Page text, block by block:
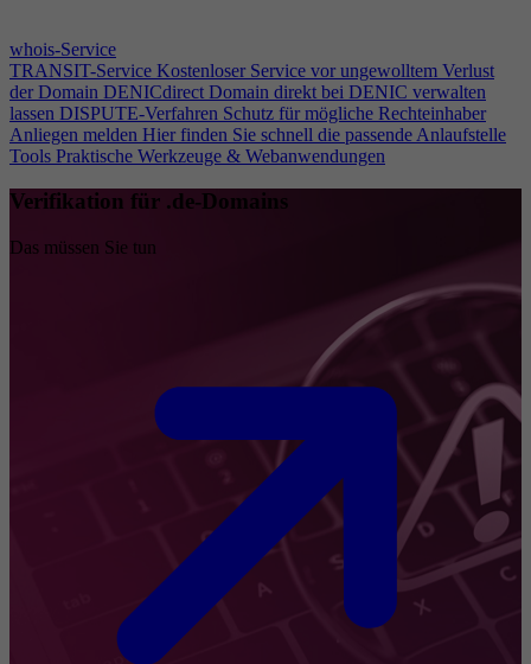
whois-Service
TRANSIT-Service Kostenloser Service vor ungewolltem Verlust
der Domain DENICdirect Domain direkt bei DENIC verwalten
lassen DISPUTE-Verfahren Schutz für mögliche Rechteinhaber
Anliegen melden Hier finden Sie schnell die passende Anlaufstelle
Tools Praktische Werkzeuge & Webanwendungen
Verifikation für .de-Domains
Das müssen Sie tun